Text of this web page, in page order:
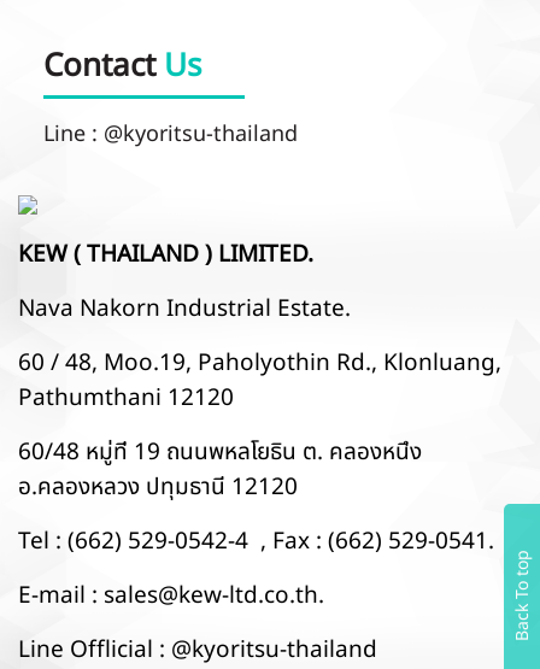
Contact Us
Line : @kyoritsu-thailand
KEW ( THAILAND ) LIMITED.
Nava Nakorn Industrial Estate.
60 / 48, Moo.19, Paholyothin Rd., Klonluang,
Pathumthani 12120
60/48 หมู่ที่ 19 ถนนพหลโยธิน ต. คลองหนึ่ง
อ.คลองหลวง ปทุมธานี 12120
Tel : (662) 529-0542-4 , Fax : (662) 529-0541.
E-mail : sales@kew-ltd.co.th.
Line Offlicial : @kyoritsu-thailand
Back To top